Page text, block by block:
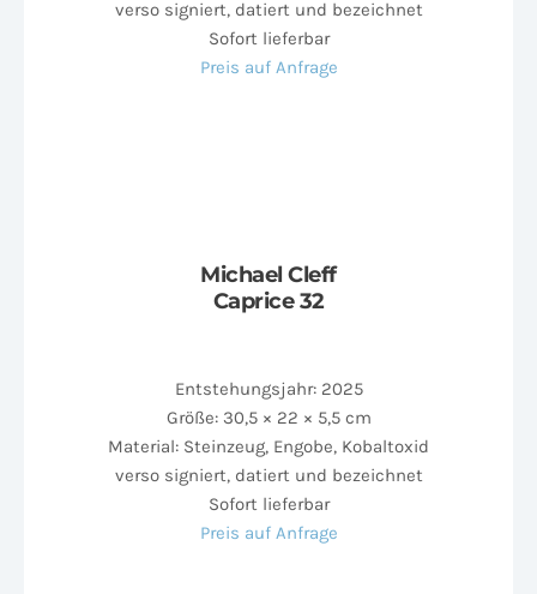
verso signiert, datiert und bezeichnet
Sofort lieferbar
Preis auf Anfrage
Michael Cleff
Caprice 32
Entstehungsjahr: 2025
Größe: 30,5 × 22 × 5,5 cm
Material: Steinzeug, Engobe, Kobaltoxid
verso signiert, datiert und bezeichnet
Sofort lieferbar
Preis auf Anfrage